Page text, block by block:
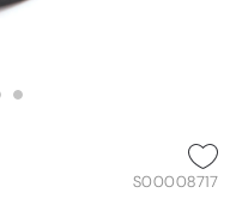
S00008717